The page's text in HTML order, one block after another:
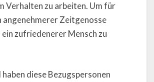
Verhalten zu arbeiten. Um für
angenehmerer Zeitgenosse
ein zufriedenerer Mensch zu
haben diese Bezugspersonen